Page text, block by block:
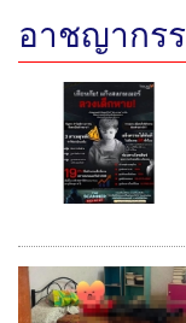
อาชญากร